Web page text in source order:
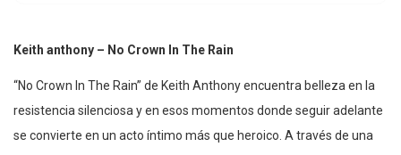
Keith anthony – No Crown In The Rain
“No Crown In The Rain” de Keith Anthony encuentra belleza en la
resistencia silenciosa y en esos momentos donde seguir adelante
se convierte en un acto íntimo más que heroico. A través de una